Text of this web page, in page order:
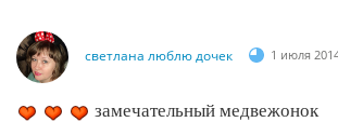
светлана люблю дочек 1 июля
замечательный медвежонок